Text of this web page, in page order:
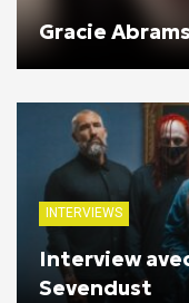
Gracie
INTERVIEWS
Interview
Sevendust